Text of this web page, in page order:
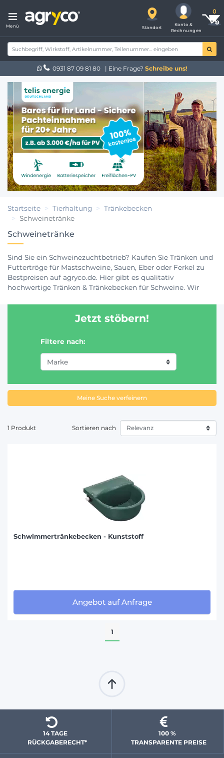
Menü Standort
Konto &
Rechnungen
0931 87 09 81 80 | Eine Frage? Schreibe uns!
Startseite Tierhaltung
Tränkebecken
Schweinetränke
Schweinetränke
Sind Sie ein Schweinezuchtbetrieb? Kaufen Sie Tränken und
Futtertröge für Mastschweine, Sauen, Eber oder Ferkel zu
Bestpreisen auf agryco.de. Hier gibt es qualitativ
hochwertige Tränken & Tränkebecken für Schweine. Wir
Kerbl, Suevia, La Buvette, Thermolac, usw.
Jetzt stöbern!
Filtere nach:
Meine Suche verfeinern
1 Produkt Sortieren nach
Schwimmertränkebecken - Kunststoff
Angebot auf Anfrage
1
14 TAGE
  RÜCKGABERECHT*
100 %
TRANSPARENTE PREISE